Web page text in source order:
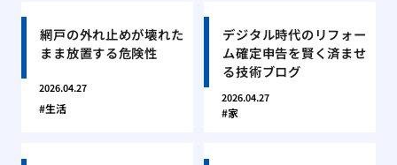
網戸の外れ止めが壊れた
まま放置する危険性
2026.04.27
生活
デジタル時代のリフォー
ム確定申告を賢く済ませ
る技術ブログ
2026.04.27
家